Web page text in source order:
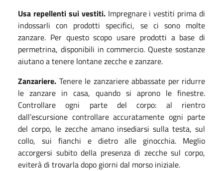
Usa repellenti sui vestiti.Impregnare i vestiti prima di
indossarli con prodotti specifici, se ci sono molte
zanzare. Per questo scopo usare prodotti a base di
permetrina, disponibili in commercio. Queste sostanze
aiutano a tenere lontane zecche e zanzare.
Zanzariere. Tenere le zanzariere abbassate per ridurre
le zanzare in casa, quando si aprono le finestre.
Controllare ogni parte del corpo: al rientro
dall’escursione controllare accuratamente ogni parte
del corpo, le zecche amano insediarsi sulla testa, sul
collo, sui fianchi e dietro alle ginocchia. Meglio
accorgersi subito della presenza di zecche sul corpo,
eviterà di trovarla dopo giorni dal morso iniziale.